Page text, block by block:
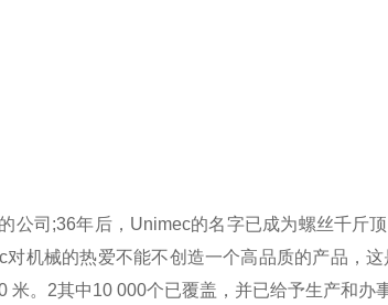
司;36年后，Unimec的名字已成为螺丝千斤顶
机械的热爱不能不创造一个高品质的产品，
。2其中10 000个已覆盖，并已给予生产和办